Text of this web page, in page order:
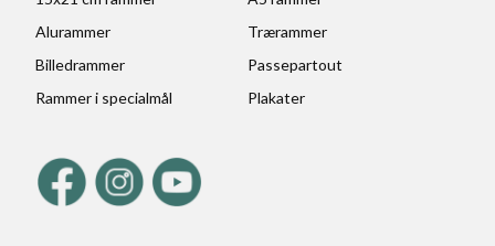
Alurammer
Trærammer
Billedrammer
Passepartout
Rammer i specialmål
Plakater